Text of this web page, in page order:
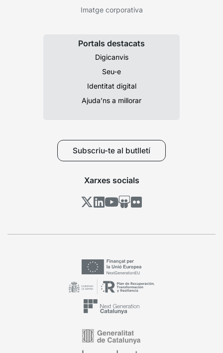
Imatge corporativa
Portals destacats
Digicanvis
Seu-e
Identitat digital
Ajuda’ns a millorar
Subscriu-te al butlletí
Xarxes socials